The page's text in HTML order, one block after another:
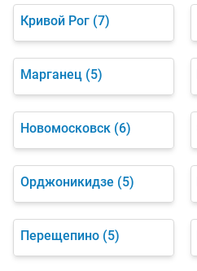
Кривой Рог (7)
Марганец (5)
Новомосковск (6)
Орджоникидзе (5)
Перещепино (5)